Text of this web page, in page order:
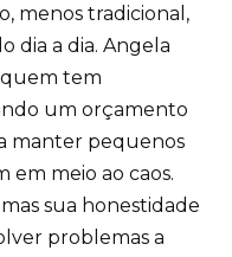
menos tradicional,
dia a dia. Angela
tem
um orçamento
manter pequenos
em meio ao caos.
sua honestidade
problemas a